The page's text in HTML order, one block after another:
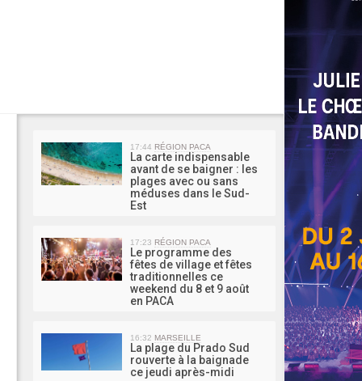
MA
17:44 RÉGION PACA
La carte indispensable
avant de se baigner : les
plages avec ou sans
méduses dans le Sud-
Est
17:23 RÉGION PACA
Le programme des
fêtes de village et fêtes
traditionnelles ce
weekend du 8 et 9 août
en PACA
16:32 MARSEILLE
La plage du Prado Sud
rouverte à la baignade
ce jeudi après-midi